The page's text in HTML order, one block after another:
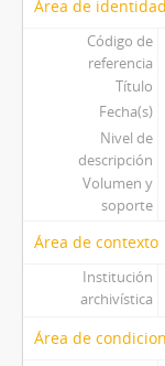
Área de identidad
Código de
referencia
Título
Fecha(s)
Nivel de
descripción
Volumen y
soporte
Área de contexto
Institución
archivística
Área de